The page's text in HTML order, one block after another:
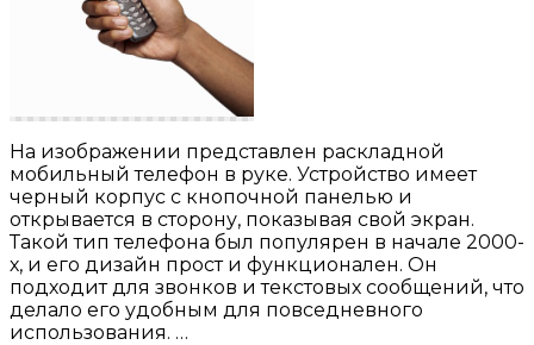
На изображении представлен раскладной
мобильный телефон в руке. Устройство имеет
черный корпус с кнопочной панелью и
открывается в сторону, показывая свой экран.
Такой тип телефона был популярен в начале 2000-
х, и его дизайн прост и функционален. Он
подходит для звонков и текстовых сообщений, что
делало его удобным для повседневного
использования. …